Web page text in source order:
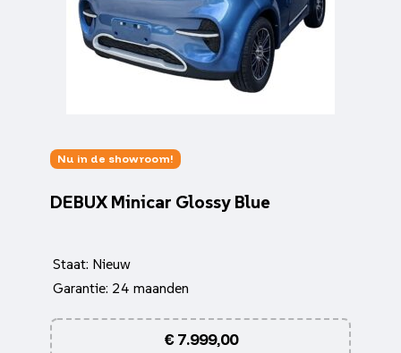
Nu in de showroom!
DEBUX Minicar Glossy Blue
Staat: Nieuw
Garantie: 24 maanden
€7.999,00